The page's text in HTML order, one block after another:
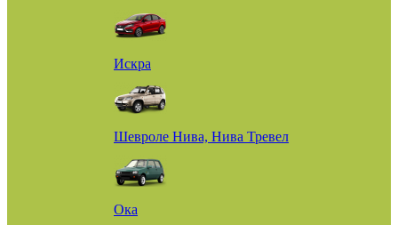
Искра
Шевроле Нива, Нива Тревел
Ока